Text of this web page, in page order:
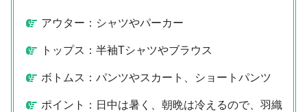
アウター：シャツやパーカー
トップス：半袖Tシャツやブラウス
ボトムス：パンツやスカート、ショートパンツ
ポイント：日中は暑く、朝晩は冷えるので、羽織